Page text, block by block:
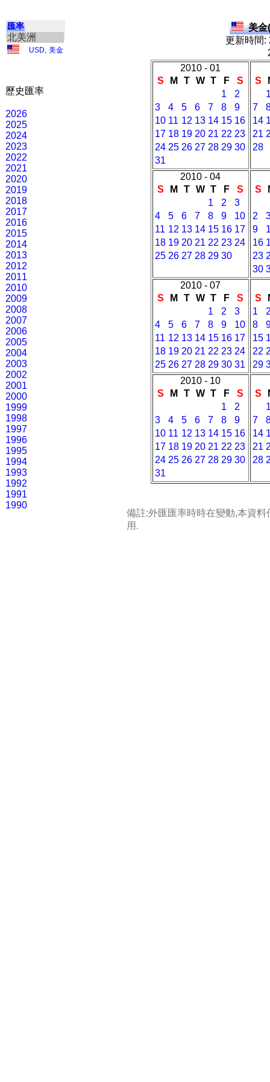
匯率
北美洲
USD 美金
歷史匯率
2026
2025
2024
2023
2022
2021
2020
2019
2018
2017
2016
2015
2014
2013
2012
2011
2010
2009
2008
2007
2006
2005
2004
2003
2002
2001
2000
1999
1998
1997
1996
1995
1994
1993
1992
1991
1990
美金
更新時間:
2010 - 01
S
M T W T F
S
1
2
3
4 5 6 7 8
9
10 11 12 13 14 15 16
17 18 19 20 21 22 23
24 25 26 27 28 29 30
31
S
7
14
21
28
2010 - 04
S
M T W T F
S
1
2
3
4
5 6 7 8 9
10
11 12 13 14 15 16 17
18 19 20 21 22 23 24
25 26 27 28 29 30
S
2
9
16
23
30
2010 - 07
S
M T W T F
S
1
2
3
4
5 6 7 8 9
10
11 12 13 14 15 16 17
18 19 20 21 22 23 24
25 26 27 28 29 30 31
S
1
8
15
22
29
2010 - 10
S
M T W T F
S
1
2
3
4 5 6 7 8
9
10 11 12 13 14 15 16
17 18 19 20 21 22 23
24 25 26 27 28 29 30
31
S
7
14
21
28
備註:外匯匯率時時在變動,本資
用.